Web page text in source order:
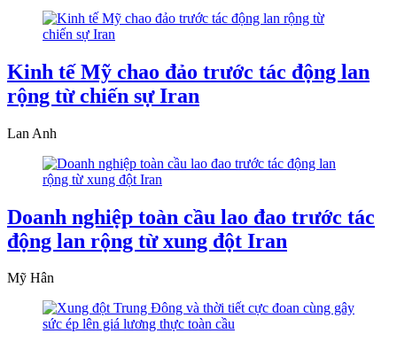
Kinh tế Mỹ chao đảo trước tác động lan
rộng từ chiến sự Iran
Lan Anh
Doanh nghiệp toàn cầu lao đao trước tác
động lan rộng từ xung đột Iran
Mỹ Hân